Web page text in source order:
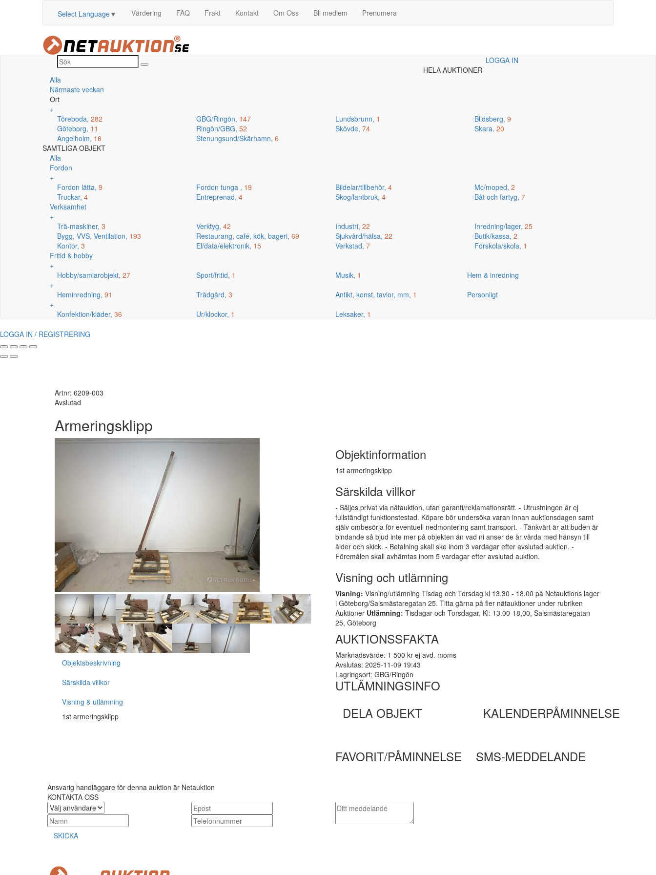
Select Language▼ Värdering FAQ Frakt Kontakt Om Oss Bli medlem Prenumera
LOGGA IN
HELA AUKTIONER
Alla
Närmaste veckan
Ort
+
Töreboda, 282 GBG/Ringön, 147 Lundsbrunn, 1 Blidsberg, 9
Göteborg, 11 Ringön/GBG, 52 Skövde, 74 Skara, 20
Ängelholm, 16 Stenungsund/Skärhamn, 6
SAMTLIGA OBJEKT
Alla
Fordon
+
Fordon lätta, 9 Fordon tunga , 19 Bildelar/tillbehör, 4 Mc/moped, 2
Truckar, 4 Entreprenad, 4 Skog/lantbruk, 4 Båt och fartyg, 7
Verksamhet
+
Trä-maskiner, 3 Verktyg, 42 Industri, 22 Inredning/lager, 25
Bygg, VVS, Ventilation, 193 Restaurang, café, kök, bageri, 69 Sjukvård/hälsa, 22 Butik/kassa, 2
Kontor, 3 El/data/elektronik, 15 Verkstad, 7 Förskola/skola, 1
Fritid & hobby
+
Hobby/samlarobjekt, 27 Sport/fritid, 1 Musik, 1
Hem & inredning
+
Heminredning, 91 Trädgård, 3 Antikt, konst, tavlor, mm, 1
Personligt
+
Konfektion/kläder, 36 Ur/klockor, 1 Leksaker, 1
LOGGA IN / REGISTRERING
Artnr: 6209-003
Avslutad
Armeringsklipp
Objektsbeskrivning
Särskilda villkor
Visning & utlämning
1st armeringsklipp
Objektinformation
1st armeringsklipp
Särskilda villkor
- Säljes privat via nätauktion, utan garanti/reklamationsrätt. - Utrustningen är ej
fullständigt funktionstestad. Köpare bör undersöka varan innan auktionsdagen samt
själv ombesörja för eventuell nedmontering samt transport. - Tänkvärt är att buden är
bindande så bjud inte mer på objekten än vad ni anser de är värda med hänsyn till
ålder och skick. - Betalning skall ske inom 3 vardagar efter avslutad auktion. -
Föremålen skall avhämtas inom 5 vardagar efter avslutad auktion.
Visning och utlämning
Visning: Visning/utlämning Tisdag och Torsdag kl 13.30 - 18.00 på Netauktions lager
i Göteborg/Salsmästaregatan 25. Titta gärna på fler nätauktioner under rubriken
Auktioner Utlämning: Tisdagar och Torsdagar, Kl: 13.00-18,00, Salsmästaregatan
25, Göteborg
AUKTIONSSFAKTA
Marknadsvärde: 1 500 kr ej avd. moms
Avslutas: 2025-11-09 19:43
Lagringsort: GBG/Ringön
UTLÄMNINGSINFO
DELA OBJEKT
KALENDERPÅMINNELSE
FAVORIT/PÅMINNELSE SMS-MEDDELANDE
Ansvarig handläggare för denna auktion är Netauktion
KONTAKTA OSS
SKICKA